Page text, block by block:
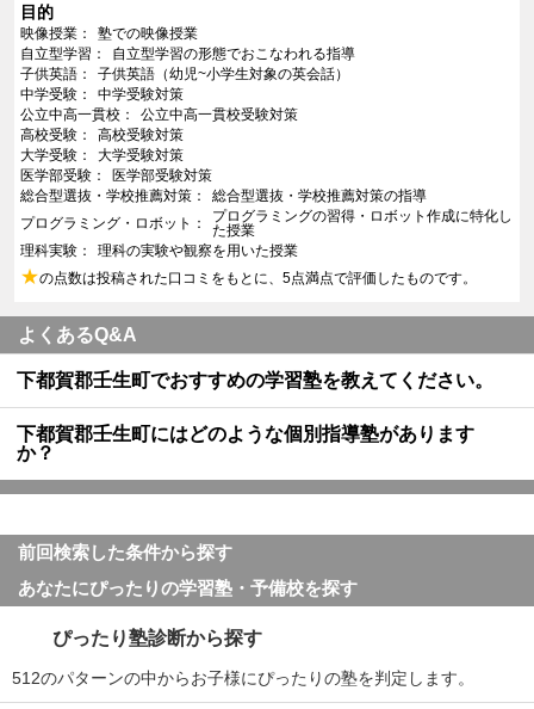
目的
映像授業
塾での映像授業
自立型学習
自立型学習の形態でおこなわれる指導
子供英語
子供英語（幼児~小学生対象の英会話）
中学受験
中学受験対策
公立中高一貫校
公立中高一貫校受験対策
高校受験
高校受験対策
大学受験
大学受験対策
医学部受験
医学部受験対策
総合型選抜・学校推薦対策
総合型選抜・学校推薦対策の指導
プログラミング・ロボット
プログラミングの習得・ロボット作成に特化し
た授業
理科実験
理科の実験や観察を用いた授業
★の点数は投稿された口コミをもとに、5点満点で評価したものです。
よくあるQ&A
下都賀郡壬生町でおすすめの学習塾を教えてください。
下都賀郡壬生町にはどのような個別指導塾があります
か？
前回検索した条件から探す
あなたにぴったりの学習塾・予備校を探す
ぴったり塾診断から探す
512のパターンの中からお子様にぴったりの塾を判定します。